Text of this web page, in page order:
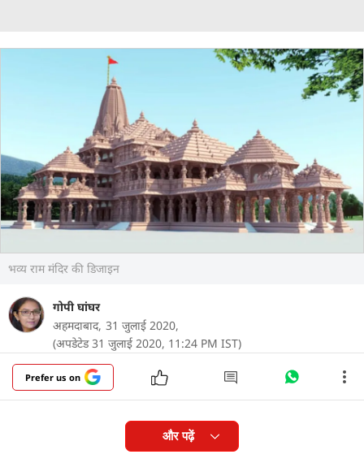
भव्य राम मंदिर की डिजाइन
गोपी घांघर
अहमदाबाद, 31 जुलाई 2020,
(अपडेटेड 31 जुलाई 2020, 11:24 PM IST)
Prefer us on
और पढ़ें